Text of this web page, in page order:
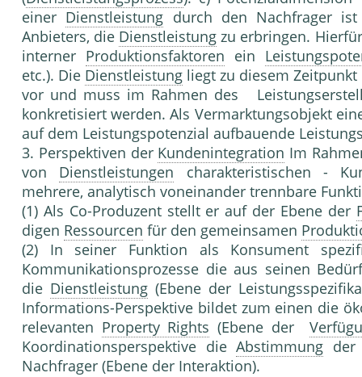
einer Dienstleistung durch den Nachfrager
Anbieters, die Dienstleistung zu erbringen.
interner Produktionsfaktoren ein
etc.). Die Dienstleistung liegt zu diesem
vor und muss im Rahmen des
konkre­tisiert werden. Als Vermarktungsobjekt
auf dem Leis­tungspotenzial aufbauende
3. Perspektiven der Kundenintegration Im
von Dienstleistungen charakteristischen -
mehrere, analytisch voneinander trennbare
(1) Als Co-Produzent stellt er auf der Ebene der
digen Ressourcen für den gemeinsamen
(2) In seiner Funktion als Konsu­ment
Kommunikationsprozesse die aus seinen
die Dienstleistung(Ebene der
Informations-Perspektive bildet zum einen die
relevanten Property Rights (Ebene der
Koordinationsperspektive die Abstimmung
Nachfrager (Ebene der Interaktion).